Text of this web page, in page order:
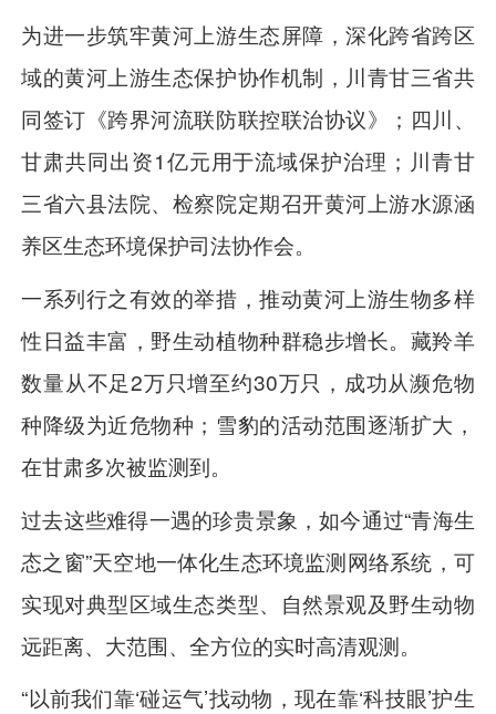
为进一步筑牢黄河上游生态屏障，深化跨省跨区
域的黄河上游生态保护协作机制，川青甘三省共
同签订《跨界河流联防联控联治协议》；四川、
甘肃共同出资1亿元用于流域保护治理；川青甘
三省六县法院、检察院定期召开黄河上游水源涵
养区生态环境保护司法协作会。
一系列行之有效的举措，推动黄河上游生物多样
性日益丰富，野生动植物种群稳步增长。藏羚羊
数量从不足2万只增至约30万只，成功从濒危物
种降级为近危物种；雪豹的活动范围逐渐扩大，
在甘肃多次被监测到。
过去这些难得一遇的珍贵景象，如今通过“青海生
态之窗”天空地一体化生态环境监测网络系统，可
实现对典型区域生态类型、自然景观及野生动物
远距离、大范围、全方位的实时高清观测。
“以前我们靠‘碰运气’找动物，现在靠‘科技眼’护生